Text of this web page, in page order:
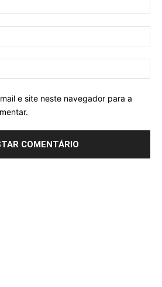
e site neste navegador para a